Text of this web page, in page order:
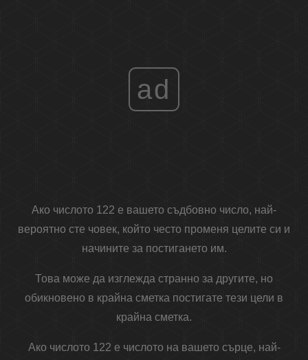
ad
Ако числото 122 е вашето съдбовно число, най-
вероятно сте човек, който често променя целите си и
начините за постигането им.
Това може да изглежда странно за другите, но
обикновено в крайна сметка постигате тези цели в
крайна сметка.
Ако числото 122 е числото на вашето сърце, най-